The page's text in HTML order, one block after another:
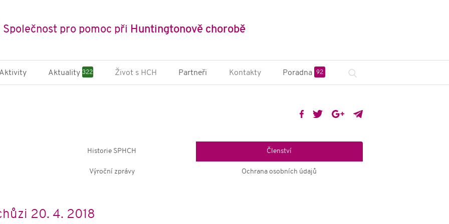
Historie SPHCH Členství
Výroční zprávy Ochrana osobních údajů
20. 4. 2018
Společnost pro pomoc při Huntingtonově chorobě
Aktivity Aktuality 322 Život s HCH Partneři Kontakty
Mezinárodní organizace
Poradna 92